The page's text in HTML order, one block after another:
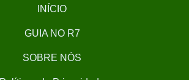
INÍCIO
GUIA NO R7
SOBRE NÓS